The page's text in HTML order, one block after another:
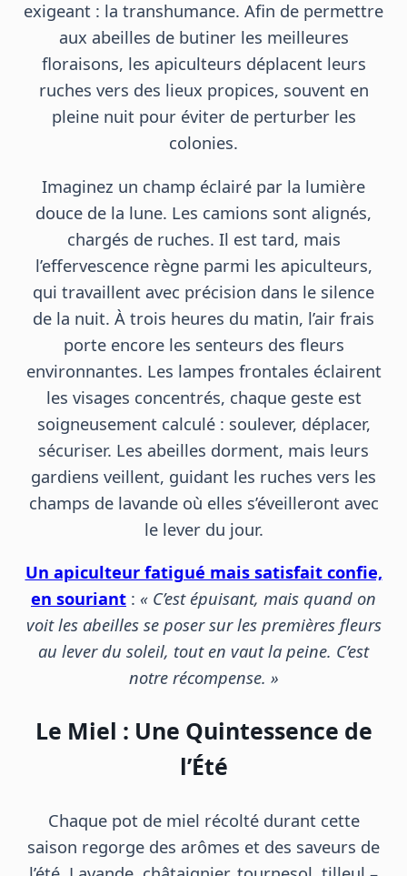
exigeant : la transhumance. Afin de permettre
aux abeilles de butiner les meilleures
floraisons, les apiculteurs déplacent leurs
ruches vers des lieux propices, souvent en
pleine nuit pour éviter de perturber les
colonies.
Imaginez un champ éclairé par la lumière
douce de la lune. Les camions sont alignés,
chargés de ruches. Il est tard, mais
l’effervescence règne parmi les apiculteurs,
qui travaillent avec précision dans le silence
de la nuit. À trois heures du matin, l’air frais
porte encore les senteurs des fleurs
environnantes. Les lampes frontales éclairent
les visages concentrés, chaque geste est
soigneusement calculé : soulever, déplacer,
sécuriser. Les abeilles dorment, mais leurs
gardiens veillent, guidant les ruches vers les
champs de lavande où elles s’éveilleront avec
le lever du jour.
Un apiculteur fatigué mais satisfait confie,
en souriant : « C’est épuisant, mais quand on
voit les abeilles se poser sur les premières fleurs
au lever du soleil, tout en vaut la peine. C’est
notre récompense. »
Le Miel : Une Quintessence de
l’Été
Chaque pot de miel récolté durant cette
saison regorge des arômes et des saveurs de